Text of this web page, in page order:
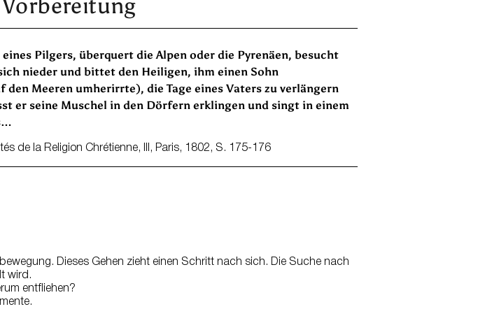
Pilgers, überquert die Alpen oder die Pyrenäen, besucht
nieder und bittet den Heiligen, ihm einen Sohn
Meeren umherirrte), die Tage eines Vaters zu verlängern
er seine Muschel in den Dörfern erklingen und singt in einem
de la Religion Chrétienne, III, Paris, 1802, S. 175-176
Dieses Gehen zieht einen Schritt nach sich. Die Suche nach
wird.
entfliehen?